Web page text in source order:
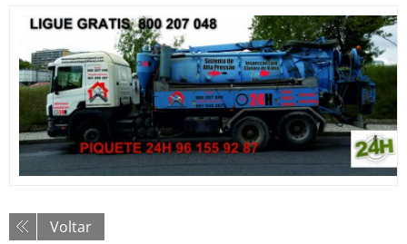
Voltar